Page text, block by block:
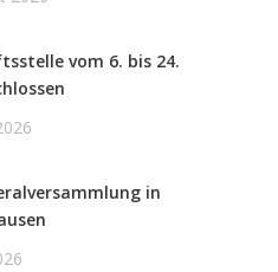
vom 6. bis 24.
in